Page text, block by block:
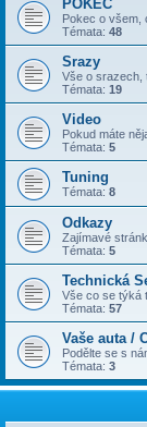
POKEC
Pokec o všem,
Témata: 48
Srazy
Vše o srazech,
Témata: 19
Video
Pokud máte
Témata: 5
Tuning
Témata: 8
Odkazy
Zajímavé
Témata: 5
Technická
Vše co se týká
Témata: 57
Vaše auta /
Podělte se s
Témata: 3